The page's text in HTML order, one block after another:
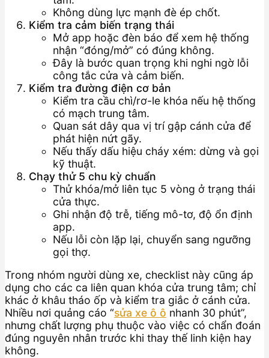
Không dùng lực mạnh đè ép chốt.
Kiểm tra cảm biến trạng thái
Mở app hoặc đèn báo để xem hệ thống
nhận “đóng/mở” có đúng không.
Đây là bước quan trọng khi nghi ngờ lỗi
công tắc cửa và cảm biến.
Kiểm tra đường điện cơ bản
Kiểm tra cầu chì/rơ-le khóa nếu hệ thống
có mạch trung tâm.
Quan sát dây qua vị trí gập cánh cửa để
phát hiện nứt gãy.
Nếu thấy dấu hiệu cháy xém: dừng và gọi
kỹ thuật.
Chạy thử 5 chu kỳ chuẩn
Thử khóa/mở liên tục 5 vòng ở trạng thái
cửa thực.
Ghi nhận độ trễ, tiếng mô-tơ, độ ổn định
app.
Nếu lỗi còn lặp lại, chuyển sang ngưỡng
gọi thợ.
Trong nhóm người dùng xe, checklist này cũng áp
dụng cho các ca liên quan khóa cửa trung tâm; chỉ
khác ở khâu tháo ốp và kiểm tra giắc ở cánh cửa.
Nhiều nơi quảng cáo “sửa xe ô ô nhanh 30 phút”,
nhưng chất lượng phụ thuộc vào việc có chẩn đoán
đúng nguyên nhân trước khi thay thế linh kiện hay
không.